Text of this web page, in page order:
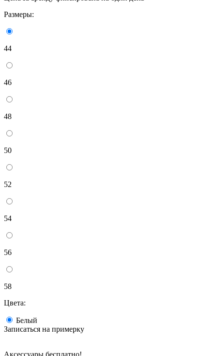
Размеры:
44
46
48
50
52
54
56
58
Цвета:
Белый
Записаться на примерку
Аксессуары бесплатно!